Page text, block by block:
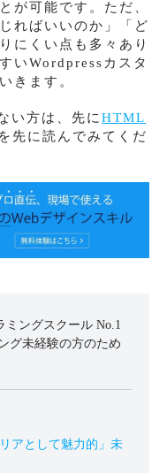
が可能です。ただ、
ればいいのか」「ど
にくい点も多々あり
いWordpressカスタ
きます。
い方は、先に HTML
先に読んでみてくだ
ミングスクール No.1
グ未経験の方のため
アとして魅力的」未